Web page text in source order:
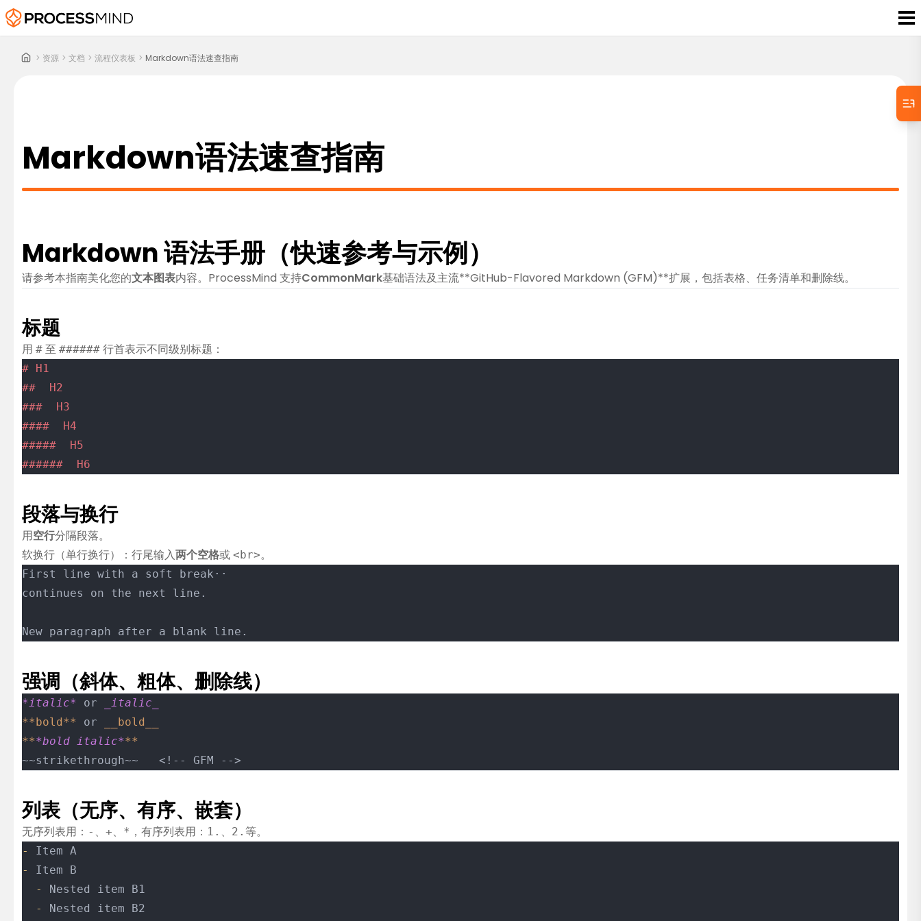
> 资源 > 文档 > 流程仪表板 > Markdown语法速查指南
Markdown语法速查指南
Markdown 语法手册（快速参考与示例）
请参考本指南美化您的文本图表内容。ProcessMind 支持CommonMark基础语法及主流**GitHub-Flavored Markdown (GFM)**扩展，包括表格、任务清单和删除线。
标题
用 # 至 ###### 行首表示不同级别标题：
# H1
##  H2
###  H3
####  H4
#####  H5
######  H6
段落与换行
用空行分隔段落。
软换行（单行换行）：行尾输入两个空格或 <br>。
First line with a soft break··
continues on the next line.
New paragraph after a blank line.
强调（斜体、粗体、删除线）
*italic* or
_italic_
**bold**
or
__bold__
***bold italic***
~~strikethrough~~   <!-- GFM -->
列表（无序、有序、嵌套）
无序列表用： - 、 +、 * ，有序列表用： 1. 、 2. 等。
-
Item A
-
Item B
  -
Nested item B1
  -
Nested item B2